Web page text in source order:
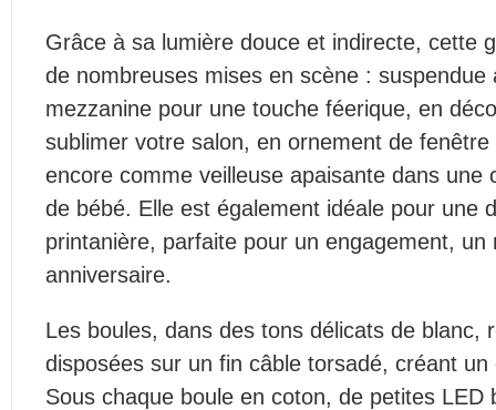
Grâce à sa lumière douce et indirecte, cette
de nombreuses mises en scène : suspendue
mezzanine pour une touche féerique, en
sublimer votre salon, en ornement de
encore comme veilleuse apaisante dans une
de bébé. Elle est également idéale pour une
printanière, parfaite pour un engagement, un
anniversaire.
Les boules, dans des tons délicats de blanc,
disposées sur un fin câble torsadé, créant
Sous chaque boule en coton, de petites LED